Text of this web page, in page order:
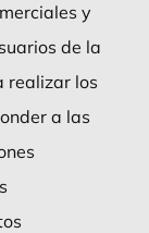
y
de la
realizar los
a las